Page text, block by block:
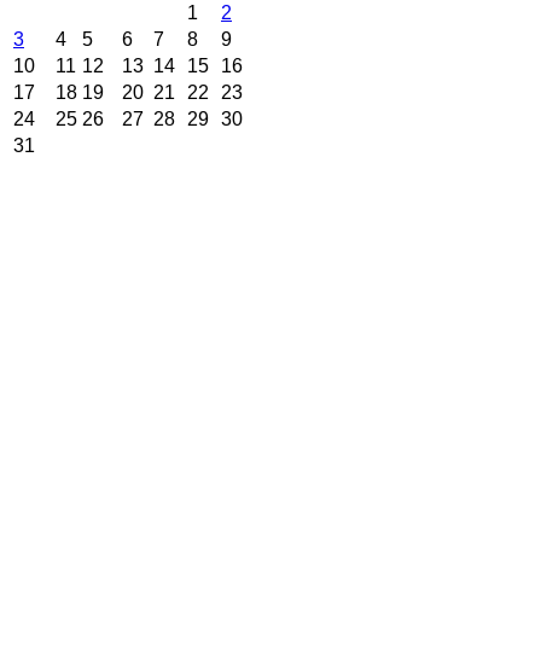
1
2
3
4 5 6 7 8
9
10
11 12 13 14 15
16
17
18 19 20 21 22
23
24
25 26 27 28 29 30
31